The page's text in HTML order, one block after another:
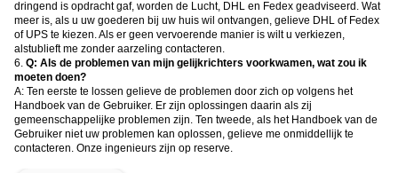
dringend is opdracht gaf, worden de Lucht, DHL en Fedex geadviseerd. Wat
meer is, als u uw goederen bij uw huis wil ontvangen, gelieve DHL of Fedex
of UPS te kiezen. Als er geen vervoerende manier is wilt u verkiezen,
alstublieft me zonder aarzeling contacteren.
6. Q: Als de problemen van mijn gelijkrichters voorkwamen, wat zou ik
moeten doen?
A: Ten eerste te lossen gelieve de problemen door zich op volgens het
Handboek van de Gebruiker. Er zijn oplossingen daarin als zij
gemeenschappelijke problemen zijn. Ten tweede, als het Handboek van de
Gebruiker niet uw problemen kan oplossen, gelieve me onmiddellijk te
contacteren. Onze ingenieurs zijn op reserve.